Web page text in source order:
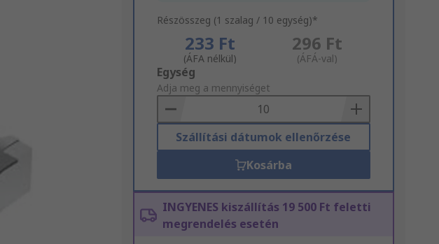
Részösszeg (1 szalag / 10 egység)*
233 Ft
(ÁFA nélkül)
296 Ft
(ÁFÁ-val)
Add
to
Basket
Egység
Adja meg a mennyiséget
Szállítási dátumok ellenőrzése
Kosárba
INGYENES kiszállítás 19 500 Ft feletti
megrendelés esetén